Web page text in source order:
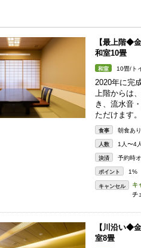
【最上階◆
和室10畳
和室 10畳/ト
2020年に完
上階からは
き、流水音
ただけます。
食事 朝食あ
人数 1人〜4
決済 予約時
ポイント 1%
キャンセル
【川沿い◆
室8畳